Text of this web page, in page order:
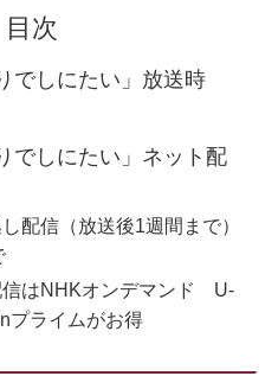
目次
でしにたい」放送時
でしにたい」ネット配
配信（放送後1週間まで）
信はNHKオンデマンド U-
プライムがお得